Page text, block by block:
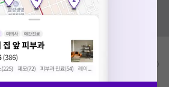
가 있나요?
비급여/급여 진료란?